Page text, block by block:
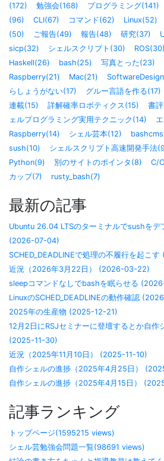
(172)
勉強会(168) プログラミング(141)
(96)
CLI(67) コマンド(62) Linux(52)
(50)
ご報告(49) 報告(48) 研究(37)
sicp(32)
シェルスクリプト(30) ROS(30)
Haskell(26)
bash(25) 写真とった(23)
Raspberry(21)
Mac(21)
らしょうがない(17)
グルー言語を作る(17)
連載(15)
詳解確率ロボティクス(15) 書
ェルプログラミング実用テクニック(14)
Raspberry(14)
シェル芸本(12)
sush(10)
シェルスクリプト高速開発手法
Python(9)
別のサイトのポインタ(8) C/
カップ(7)
rusty_bash(7)
最新の記事
Ubuntu 26.04 LTSのターミナルでsushをデ
(2026-07-04)
SCHED_DEADLINEで処理の不履行を起こ
近況（2026年3月22日） (2026-03-22)
sleepコマンドなしでbashを眠らせる
LinuxのSCHED_DEADLINEの動作確認
2025年の生産物 (2025-12-21)
12月2日にRSJセミナーに登壇するとか自作
(2025-11-30)
近況（2025年11月10日） (2025-11-10)
自作シェルの進捗（2025年4月25日）
自作シェルの進捗（2025年4月15日）
記事ランキング
トップページ(1595215 views)
シェル芸勉強会問題一覧(98691 views)